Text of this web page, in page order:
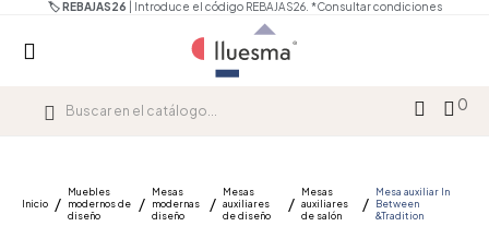
🏷️ REBAJAS26 | Introduce el código REBAJAS26. *Consultar condiciones
0
Inicio
Muebles
modernos de
diseño
Mesas
modernas
diseño
Mesas
auxiliares
de diseño
Mesas
auxiliares
de salón
Mesa auxiliar In
Between
&Tradition